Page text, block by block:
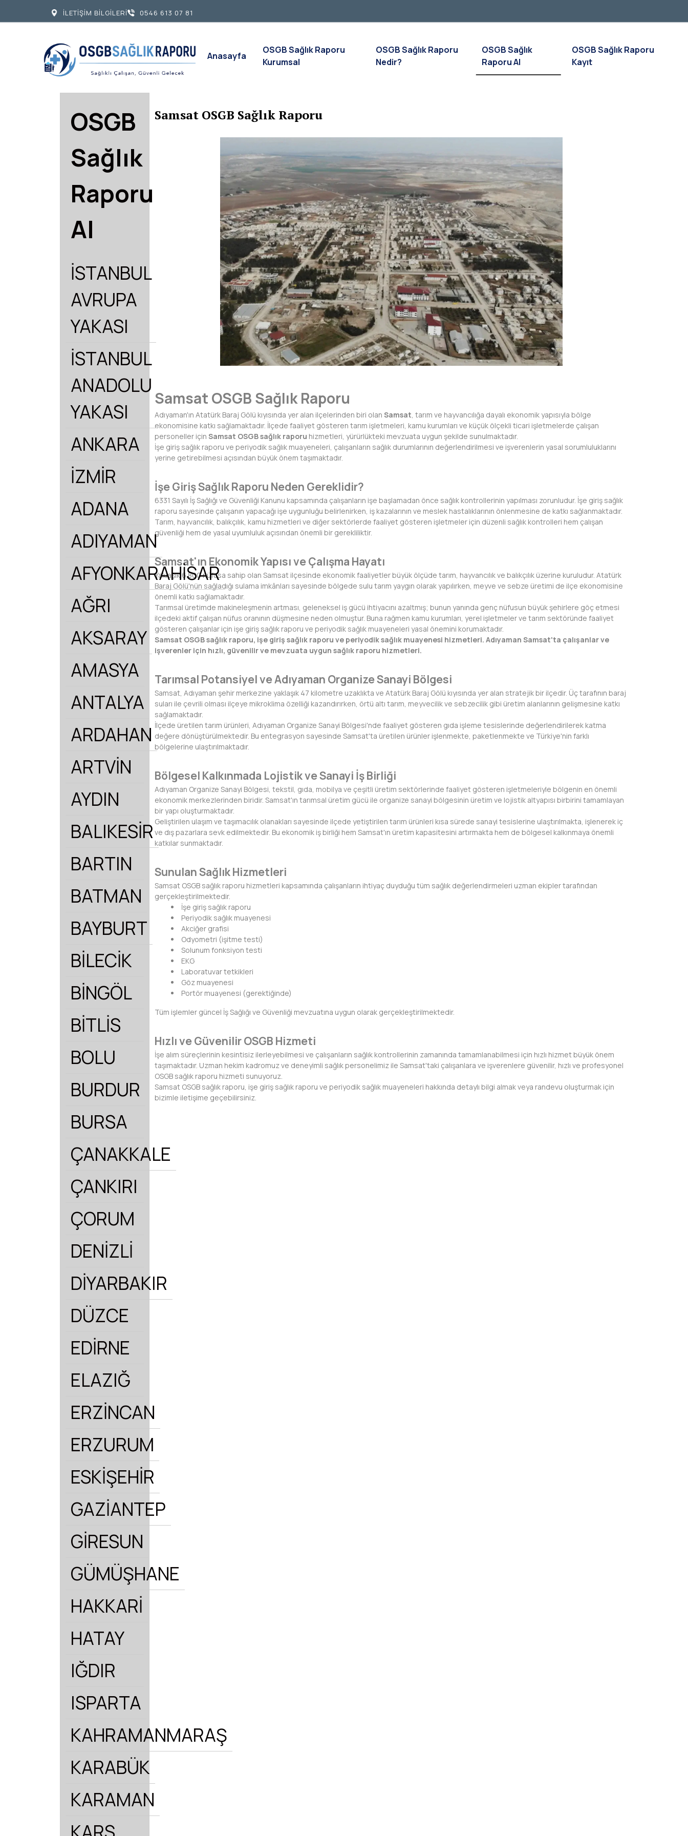
OSGB
Sağlık
Raporu
Al
İSTANBUL
AVRUPA
YAKASI
İSTANBUL
ANADOLU
YAKASI
ANKARA
İZMİR
ADANA
ADIYAMAN
AFYONKARAHİSAR
AĞRI
AKSARAY
AMASYA
ANTALYA
ARDAHAN
ARTVİN
AYDIN
BALIKESİR
BARTIN
BATMAN
BAYBURT
BİLECİK
BİNGÖL
BİTLİS
BOLU
BURDUR
BURSA
ÇANAKKALE
ÇANKIRI
ÇORUM
DENİZLİ
DİYARBAKIR
DÜZCE
EDİRNE
ELAZIĞ
ERZİNCAN
ERZURUM
ESKİŞEHİR
GAZİANTEP
GİRESUN
GÜMÜŞHANE
HAKKARİ
HATAY
IĞDIR
ISPARTA
KAHRAMANMARAŞ
KARABÜK
KARAMAN
Samsat OSGB Sağlık Raporu
Samsat OSGB Sağlık Raporu
Adıyaman'ın Atatürk Baraj Gölü kıyısında yer alan ilçelerinden biri olan Samsat, tarım ve hayvancılığa dayalı ekonomik yapısıyla bölge
ekonomisine katkı sağlamaktadır. İlçede faaliyet gösteren tarım işletmeleri, kamu kurumları ve küçük ölçekli ticari işletmelerde çalışan
personeller için Samsat OSGB sağlık raporu hizmetleri, yürürlükteki mevzuata uygun şekilde sunulmaktadır.
İşe giriş sağlık raporu ve periyodik sağlık muayeneleri, çalışanların sağlık durumlarının değerlendirilmesi ve işverenlerin yasal sorumluluklarını
yerine getirebilmesi açısından büyük önem taşımaktadır.
İşe Giriş Sağlık Raporu Neden Gereklidir?
6331 Sayılı İş Sağlığı ve Güvenliği Kanunu kapsamında çalışanların işe başlamadan önce sağlık kontrollerinin yapılması zorunludur. İşe giriş sağlık
raporu sayesinde çalışanın yapacağı işe uygunluğu belirlenirken, iş kazalarının ve meslek hastalıklarının önlenmesine de katkı sağlanmaktadır.
Tarım, hayvancılık, balıkçılık, kamu hizmetleri ve diğer sektörlerde faaliyet gösteren işletmeler için düzenli sağlık kontrolleri hem çalışan
güvenliği hem de yasal uyumluluk açısından önemli bir gerekliliktir.
Samsat'ın Ekonomik Yapısı ve Çalışma Hayatı
Yaklaşık 6.800 nüfusa sahip olan Samsat ilçesinde ekonomik faaliyetler büyük ölçüde tarım, hayvancılık ve balıkçılık üzerine kuruludur. Atatürk
Baraj Gölü'nün sağladığı sulama imkânları sayesinde bölgede sulu tarım yaygın olarak yapılırken, meyve ve sebze üretimi de ilçe ekonomisine
önemli katkı sağlamaktadır.
Tarımsal üretimde makineleşmenin artması, geleneksel iş gücü ihtiyacını azaltmış; bunun yanında genç nüfusun büyük şehirlere göç etmesi
ilçedeki aktif çalışan nüfus oranının düşmesine neden olmuştur. Buna rağmen kamu kurumları, yerel işletmeler ve tarım sektöründe faaliyet
gösteren çalışanlar için işe giriş sağlık raporu ve periyodik sağlık muayeneleri yasal önemini korumaktadır.
Samsat OSGB sağlık raporu, işe giriş sağlık raporu ve periyodik sağlık muayenesi hizmetleri. Adıyaman Samsat'ta çalışanlar ve
işverenler için hızlı, güvenilir ve mevzuata uygun sağlık raporu hizmetleri.
Tarımsal Potansiyel ve Adıyaman Organize Sanayi Bölgesi
Samsat, Adıyaman şehir merkezine yaklaşık 47 kilometre uzaklıkta ve Atatürk Baraj Gölü kıyısında yer alan stratejik bir ilçedir. Üç tarafının baraj
suları ile çevrili olması ilçeye mikroklima özelliği kazandırırken, örtü altı tarım, meyvecilik ve sebzecilik gibi üretim alanlarının gelişmesine katkı
sağlamaktadır.
İlçede üretilen tarım ürünleri, Adıyaman Organize Sanayi Bölgesi'nde faaliyet gösteren gıda işleme tesislerinde değerlendirilerek katma
değere dönüştürülmektedir. Bu entegrasyon sayesinde Samsat'ta üretilen ürünler işlenmekte, paketlenmekte ve Türkiye'nin farklı
bölgelerine ulaştırılmaktadır.
Bölgesel Kalkınmada Lojistik ve Sanayi İş Birliği
Adıyaman Organize Sanayi Bölgesi, tekstil, gıda, mobilya ve çeşitli üretim sektörlerinde faaliyet gösteren işletmeleriyle bölgenin en önemli
ekonomik merkezlerinden biridir. Samsat'ın tarımsal üretim gücü ile organize sanayi bölgesinin üretim ve lojistik altyapısı birbirini tamamlayan
bir yapı oluşturmaktadır.
Geliştirilen ulaşım ve taşımacılık olanakları sayesinde ilçede yetiştirilen tarım ürünleri kısa sürede sanayi tesislerine ulaştırılmakta, işlenerek iç
ve dış pazarlara sevk edilmektedir. Bu ekonomik iş birliği hem Samsat'ın üretim kapasitesini artırmakta hem de bölgesel kalkınmaya önemli
katkılar sunmaktadır.
Sunulan Sağlık Hizmetleri
Samsat OSGB sağlık raporu hizmetleri kapsamında çalışanların ihtiyaç duyduğu tüm sağlık değerlendirmeleri uzman ekipler tarafından
gerçekleştirilmektedir.
İşe giriş sağlık raporu
Periyodik sağlık muayenesi
Akciğer grafisi
Odyometri (işitme testi)
Solunum fonksiyon testi
EKG
Laboratuvar tetkikleri
Göz muayenesi
Portör muayenesi (gerektiğinde)
Tüm işlemler güncel İş Sağlığı ve Güvenliği mevzuatına uygun olarak gerçekleştirilmektedir.
Hızlı ve Güvenilir OSGB Hizmeti
İşe alım süreçlerinin kesintisiz ilerleyebilmesi ve çalışanların sağlık kontrollerinin zamanında tamamlanabilmesi için hızlı hizmet büyük önem
taşımaktadır. Uzman hekim kadromuz ve deneyimli sağlık personelimiz ile Samsat'taki çalışanlara ve işverenlere güvenilir, hızlı ve profesyonel
OSGB sağlık raporu hizmeti sunuyoruz.
Samsat OSGB sağlık raporu, işe giriş sağlık raporu ve periyodik sağlık muayeneleri hakkında detaylı bilgi almak veya randevu oluşturmak için
bizimle iletişime geçebilirsiniz.
İLETİŞİM BİLGİLERİ 0546 613 07 81
Anasayfa
OSGB Sağlık Raporu
Kurumsal
OSGB Sağlık Raporu
Nedir?
OSGB Sağlık
Raporu Al
OSGB Sağlık Raporu
Kayıt